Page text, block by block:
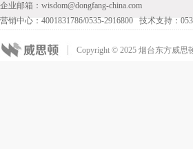
企业邮箱：wisdom@dongfang-china.com
营销中心：4001831786/0535-2916800 技术支持：
Copyright © 2025 烟台东方威思